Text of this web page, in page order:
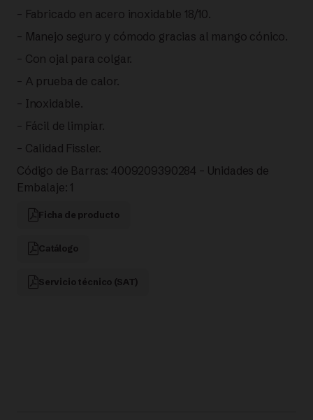
PROFI
COLADOR
FISSLER
– Fabricado en acero inoxidable 18/10.
– Manejo seguro y cómodo gracias al mango cónico.
– Con ojal para colgar.
– A prueba de calor.
– Inoxidable.
– Fácil de limpiar.
– Calidad Fissler.
Código de Barras: 4009209390284 – Unidades de
Embalaje: 1
Ficha de producto
Catálogo
Servicio técnico (SAT)